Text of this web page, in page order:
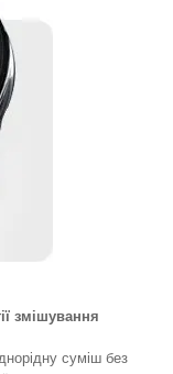
змішування
суміш без